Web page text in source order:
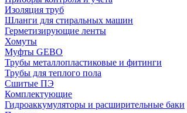
Изоляция труб
Шланги для стиральных машин
Герметизирующие ленты
Хомуты
Муфты GEBO
Трубы металлопластиковые и фитинги
Трубы для теплого пола
Сшитые ПЭ
Комплектующие
Гидроаккумуляторы и расширительные баки